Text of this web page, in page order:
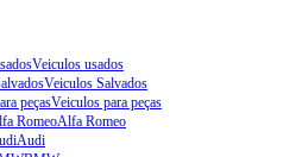
Veiculos usados
Veiculos Salvados
Veiculos para peças
Alfa Romeo
Audi